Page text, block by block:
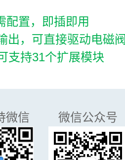
配置，即插即用
出，可直接驱动电磁阀
支持31个扩展模块
微信 微信公众号